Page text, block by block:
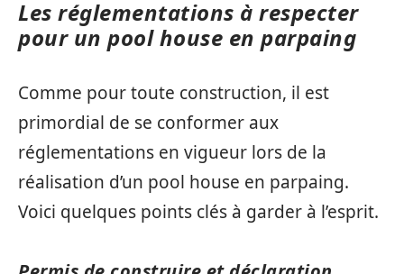
Les réglementations à respecter
pour un pool house en parpaing
Comme pour toute construction, il est
primordial de se conformer aux
réglementations en vigueur lors de la
réalisation d’un pool house en parpaing.
Voici quelques points clés à garder à l’esprit.